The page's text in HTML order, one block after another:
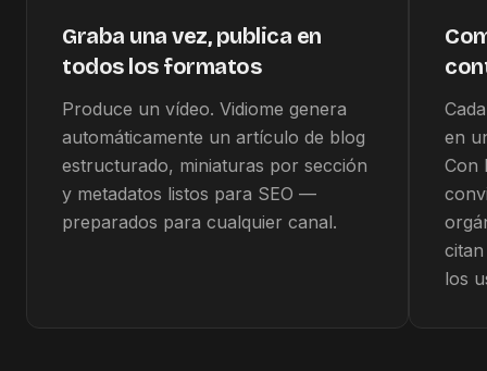
Graba una vez, publica en
todos los formatos
Produce un vídeo. Vidiome genera
automáticamente un artículo de blog
estructurado, miniaturas por sección
y metadatos listos para SEO —
preparados para cualquier canal.
en
Con
los